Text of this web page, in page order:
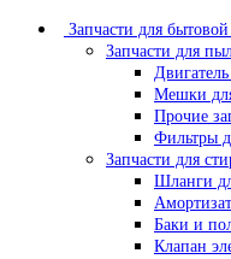
Запчасти для
Запчасти для
Мешки
Прочие
Фильтры
Запчасти для
Шланги
Баки и
Клапан